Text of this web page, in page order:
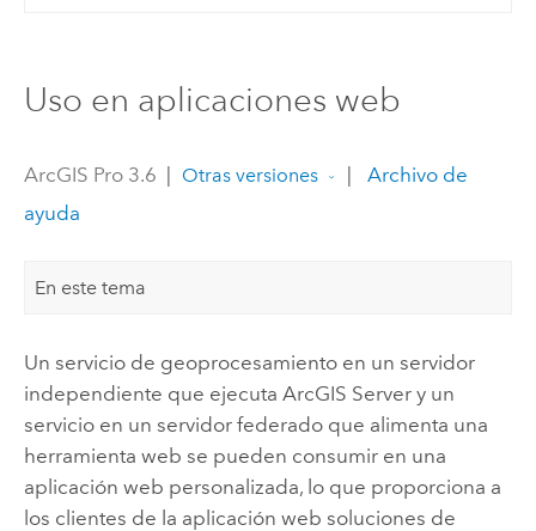
Uso en aplicaciones web
ArcGIS Pro 3.6 Otras versiones
Archivo de
ayuda
En este tema
Un servicio de geoprocesamiento en un servidor
independiente que ejecuta ArcGIS Servery un
servicio en un servidor federado que alimenta una
herramienta web se pueden consumir en una
aplicación web personalizada, lo que proporciona a
los clientes de la aplicación web soluciones de